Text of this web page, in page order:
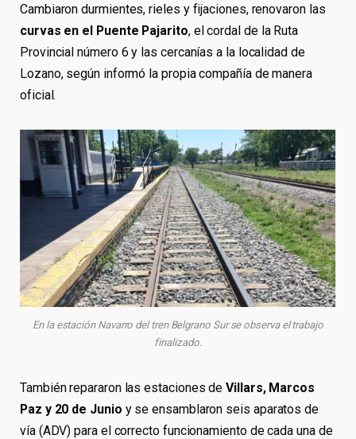
Cambiaron durmientes, rieles y fijaciones, renovaron las
curvas en el Puente Pajarito, el cordal de la Ruta
Provincial número 6 y las cercanías a la localidad de
Lozano, según informó la propia compañía de manera
oficial.
En la estación Navarro del tren Belgrano Sur se observa el trabajo
finalizado.
También repararon las estaciones deVillars, Marcos
Paz y 20 de Junio y se ensamblaron seis aparatos de
vía (ADV) para el correcto funcionamiento de cada una de